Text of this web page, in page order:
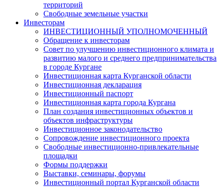
территорий
Свободные земельные участки
Инвесторам
ИНВЕСТИЦИОННЫЙ УПОЛНОМОЧЕННЫЙ
Обращение к инвесторам
Совет по улучшению инвестиционного климата и
развитию малого и среднего предпринимательства
в городе Кургане
Инвестиционная карта Курганской области
Инвестиционная декларация
Инвестиционный паспорт
Инвестиционная карта города Кургана
План создания инвестиционных объектов и
объектов инфраструктуры
Инвестиционное законодательство
Сопровождение инвестиционного проекта
Свободные инвестиционно-привлекательные
площадки
Формы поддержки
Выставки, семинары, форумы
Инвестиционный портал Курганской области